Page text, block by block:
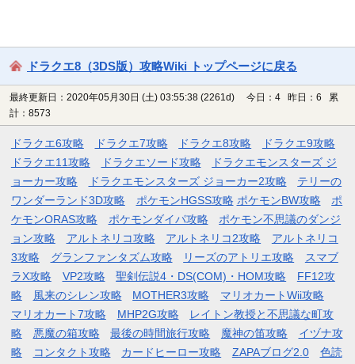
ドラクエ8（3DS版）攻略Wiki トップページに戻る
最終更新日：2020年05月30日 (土) 03:55:38 (2261d)
今日：4 昨日：6 累
計：8573
ドラクエ6攻略 ドラクエ7攻略 ドラクエ8攻略
ドラクエ9攻略
ドラクエ11攻略
ドラクエソード攻略
ドラクエモンスターズ ジ
ョーカー攻略
ドラクエモンスターズ ジョーカー2攻略
テリーの
ワンダーランド3D攻略
ポケモンHGSS攻略 ポケモンBW攻略
ポ
ケモンORAS攻略
ポケモンダイパ攻略
ポケモン不思議のダンジ
ョン攻略
アルトネリコ攻略 アルトネリコ2攻略
アルトネリコ
3攻略
グランファンタズム攻略 リーズのアトリエ攻略
スマブ
ラX攻略
VP2攻略 聖剣伝説4・DS(COM)・HOM攻略
FF12攻
略
風来のシレン攻略 MOTHER3攻略
マリオカートWii攻略
マリオカート7攻略
MHP2G攻略
レイトン教授と不思議な町攻
略
悪魔の箱攻略 最後の時間旅行攻略 魔神の笛攻略
イヅナ攻
略
コンタクト攻略 カードヒーロー攻略 ZAPAブログ2.0 色読